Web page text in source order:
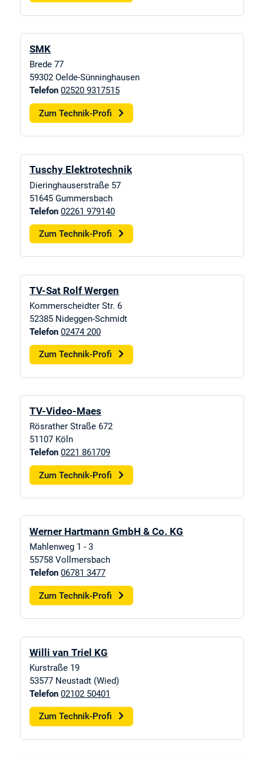
SMK
Brede 77
59302 Oelde-Sünninghausen
Telefon 02520 9317515
Zum Technik-Profi
Tuschy Elektrotechnik
Dieringhauserstraße 57
51645 Gummersbach
Telefon 02261 979140
Zum Technik-Profi
TV-Sat Rolf Wergen
Kommerscheidter Str. 6
52385 Nideggen-Schmidt
Telefon 02474 200
Zum Technik-Profi
TV-Video-Maes
Rösrather Straße 672
51107 Köln
Telefon 0221 861709
Zum Technik-Profi
Werner Hartmann GmbH & Co. KG
Mahlenweg 1 - 3
55758 Vollmersbach
Telefon 06781 3477
Zum Technik-Profi
Willi van Triel KG
Kurstraße 19
53577 Neustadt (Wied)
Telefon 02102 50401
Zum Technik-Profi